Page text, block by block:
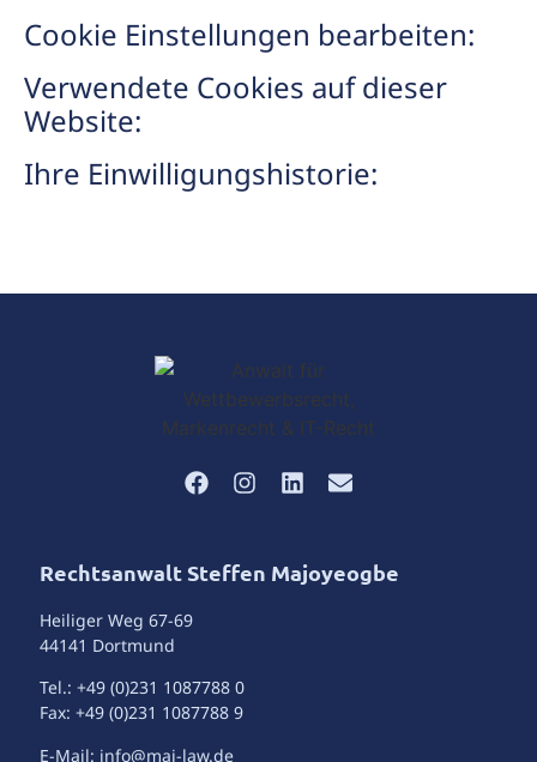
Cookie Einstellungen bearbeiten:
Verwendete Cookies auf dieser
Website:
Ihre Einwilligungshistorie:
Rechtsanwalt Steffen Majoyeogbe
Heiliger Weg 67-69
44141 Dortmund
Tel.: +49 (0)231 1087788 0
Fax: +49 (0)231 1087788 9
E-Mail: info@maj-law.de